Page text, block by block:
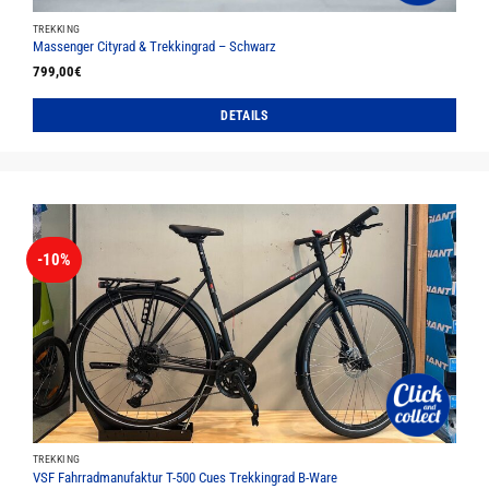
TREKKING
Massenger Cityrad & Trekkingrad – Schwarz
799,00€
DETAILS
mehrere
Varianten
auf.
Die
Optionen
können
auf
der
Produktseite
gewählt
werden
-10%
TREKKING
VSF Fahrradmanufaktur T-500 Cues Trekkingrad B-Ware